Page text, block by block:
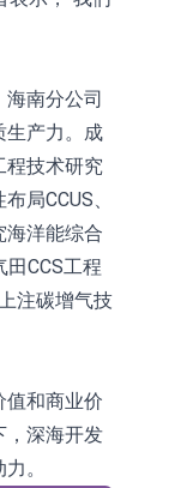
海南分公司
生产力。成
程技术研究
局CCUS、
海洋能综合
CCS工程
注碳增气技
值和商业价
，深海开发
。